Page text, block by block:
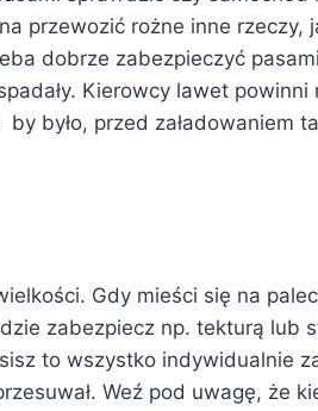
przewozić rożne inne rzeczy,
dobrze zabezpieczyć
Kierowcy lawet
było, przed załadowaniem
Gdy mieści się na
zabezpiecz np. tekturą lub
to wszystko indywidualnie
Weź pod uwagę, że